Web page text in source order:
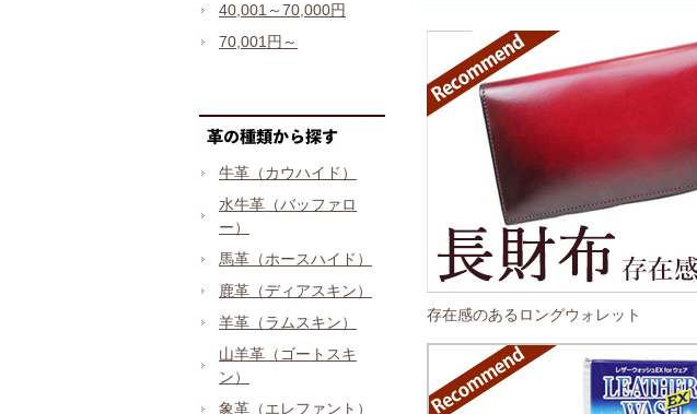
40,001～70,000円
70,001円～
牛革（カウハイド）
水牛革（バッファロ
ー）
馬革（ホースハイド）
鹿革（ディアスキン）
羊革（ラムスキン）
山羊革（ゴートスキ
ン）
象革（エレファント）
存在感のあるロングウォレット